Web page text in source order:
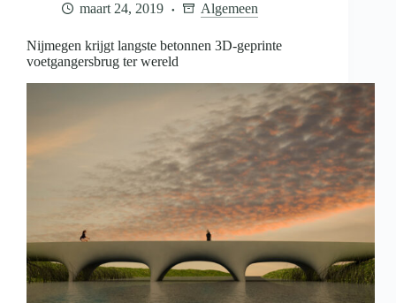
maart 24, 2019 Algemeen
Nijmegen krijgt langste betonnen 3D-geprinte
voetgangersbrug ter wereld